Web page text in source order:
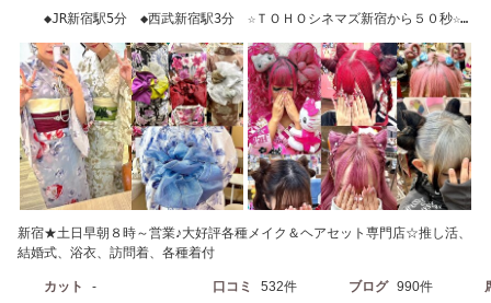
◆JR新宿駅5分 ◆西武新宿駅3分 ☆ＴＯＨＯシネマズ新宿から５０秒☆当
新宿★土日早朝８時～営業♪大好評各種メイク＆ヘアセット専門店☆推し活、
結婚式、浴衣、訪問着、各種着付
カット - 口コミ 532件 ブログ 990件